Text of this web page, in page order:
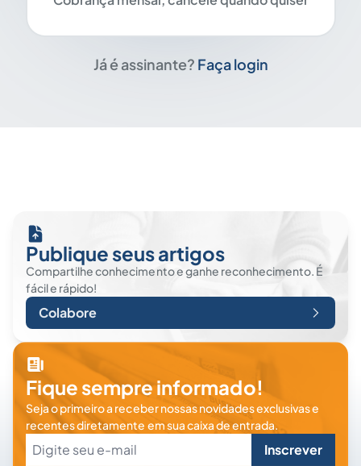
Já é assinante? Faça login
Publique seus artigos
Compartilhe conhecimento e ganhe reconhecimento. É
fácil e rápido!
Colabore
Fique sempre informado!
Seja o primeiro a receber nossas novidades exclusivas e
recentes diretamente em sua caixa de entrada.
Inscrever